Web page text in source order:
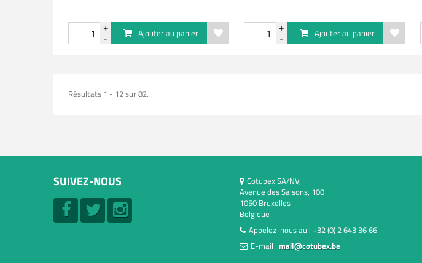
Ajouter au panier Ajouter au panier
Résultats 1 - 12 sur 82.
SUIVEZ-NOUS
Cotubex SA/NV,
Avenue des Saisons, 100
1050 Bruxelles
Belgique
Appelez-nous au : +32 (0) 2 643 36 66
E-mail : mail@cotubex.be